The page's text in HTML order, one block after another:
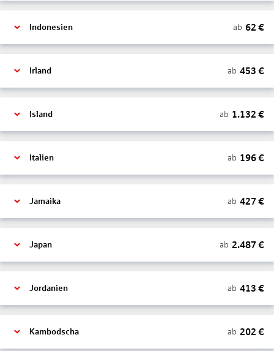
Indonesien ab 62 €
Irland ab 453 €
Island ab 1.132 €
Italien ab 196€
Jamaika ab 427 €
Japan ab 2.487 €
Jordanien ab 413 €
Kambodscha ab 202 €